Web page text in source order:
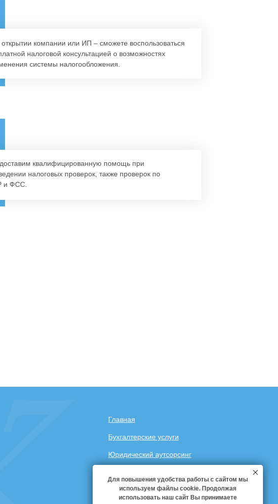
квалифицированную помощь при
налоговых проверок, также проверок по
и ФСС.
компании или ИП – сможете воспользоваться
налоговой консультацией о возможностях
системы налогообложения.
Главная
Бухгалтерские услуги
Юридический аутсорсинг
Оплата
Для повышения удобства работы с сайтом мы
используем файлы cookie. Продолжая
использовать наш сайт Вы принимаете
Для повышения удобства работы с сайтом мы
используем файлы cookie. Продолжая
использовать наш сайт Вы принимаете